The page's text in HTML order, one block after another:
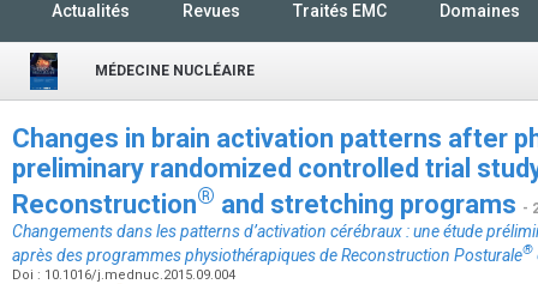
Actualités Revues Traités EMC Domaines
MÉDECINE NUCLÉAIRE
Changes in brain activation patterns after
preliminary randomized controlled trial
Reconstruction® and stretching programs -
Changements dans les patterns d’activation cérébraux : une étude
après des programmes physiothérapiques de Reconstruction Posturale®
Doi : 10.1016/j.mednuc.2015.09.004